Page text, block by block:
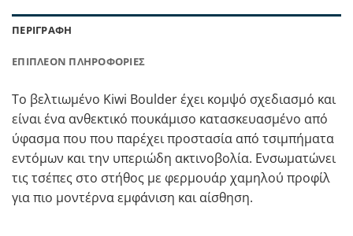
ΠΕΡΙΓΡΑΦΉ
ΕΠΙΠΛΈΟΝ ΠΛΗΡΟΦΟΡΊΕΣ
Το βελτιωμένο Kiwi Boulder έχει κομψό σχεδιασμό και
είναι ένα ανθεκτικό πουκάμισο κατασκευασμένο από
ύφασμα που που παρέχει προστασία από τσιμπήματα
εντόμων και την υπεριώδη ακτινοβολία. Ενσωματώνει
τις τσέπες στο στήθος με φερμουάρ χαμηλού προφίλ
για πιο μοντέρνα εμφάνιση και αίσθηση.